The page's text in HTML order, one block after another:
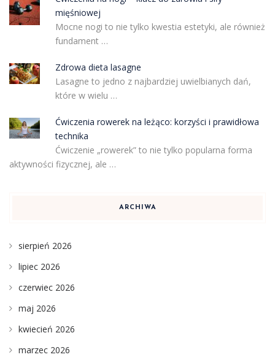
mięśniowej
Mocne nogi to nie tylko kwestia estetyki, ale również
fundament …
Zdrowa dieta lasagne
Lasagne to jedno z najbardziej uwielbianych dań,
które w wielu …
Ćwiczenia rowerek na leżąco: korzyści i prawidłowa
technika
Ćwiczenie „rowerek” to nie tylko popularna forma
aktywności fizycznej, ale …
ARCHIWA
sierpień 2026
lipiec 2026
czerwiec 2026
maj 2026
kwiecień 2026
marzec 2026